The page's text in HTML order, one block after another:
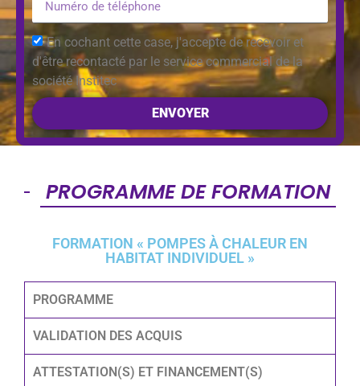
En cochant cette case, j'accepte de recevoir et
d'être recontacté par le service commercial de la
société Institec
ENVOYER
PROGRAMME DE FORMATION
FORMATION « POMPES À CHALEUR EN
HABITAT INDIVIDUEL »
PROGRAMME
VALIDATION DES ACQUIS
ATTESTATION(S) ET FINANCEMENT(S)